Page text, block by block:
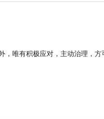
，唯有积极应对，主动治理，